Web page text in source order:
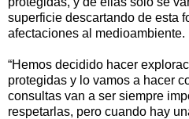
superficie descartando de esta
afectaciones al medioambiente.
“Hemos decidido hacer
protegidas y lo vamos a hacer
consultas van a ser siempre
respetarlas, pero cuando hay